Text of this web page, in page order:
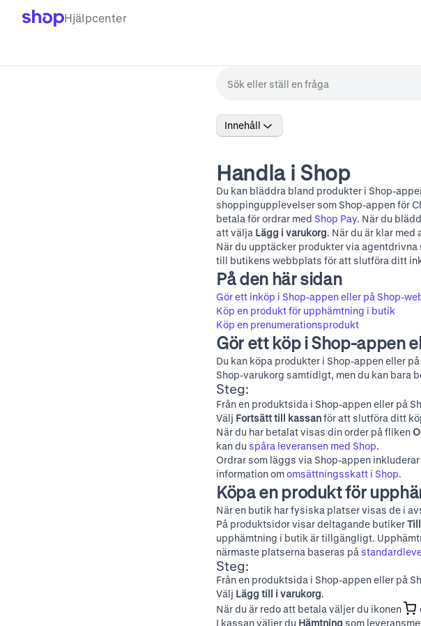
Hjälpcenter
Innehåll
Handla i Shop
Du kan bläddra bland produkter i Shop-
shoppingupplevelser som Shop-appen för
betala för ordrar med Shop Pay. När du
att välja Lägg i varukorg. När du är klar
När du upptäcker produkter via
till butikens webbplats för att slutföra ditt
På den här sidan
Gör ett inköp i Shop-appen eller på Shop-
Köp en produkt för upphämtning i butik
Köp en prenumerationsprodukt
Gör ett köp i Shop-appen
Du kan köpa produkter i Shop-appen eller på
Shop-varukorg samtidigt, men du kan bara
Steg:
Från en produktsida i Shop-appen eller på
Välj Fortsätt till kassanför att slutföra ditt
När du har betalat visas din order på fliken
kan du spåra leveransen med Shop.
Ordrar som läggs via Shop-appen
information omomsättningsskatt i Shop.
Köpa en produkt för
När en butik har fysiska platser visas de i
På produktsidor visar deltagande butiker
upphämtning i butik är tillgängligt.
närmaste platserna baseras på
Steg:
Från en produktsida i Shop-appen eller på
Välj Lägg till i varukorg.
När du är redo att betala väljer du ikonen
I kassan väljer du Hämtning som